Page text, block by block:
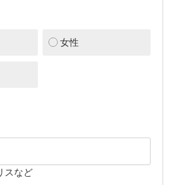
女性
スなど